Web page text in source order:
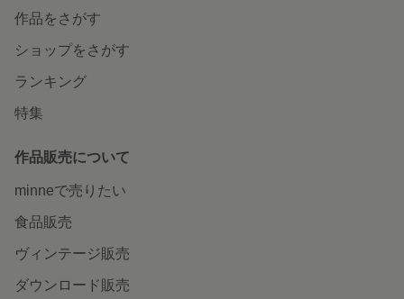
作品をさがす
ショップをさがす
ランキング
特集
作品販売について
minneで売りたい
食品販売
ヴィンテージ販売
ダウンロード販売